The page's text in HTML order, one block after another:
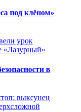
под клёном»
в